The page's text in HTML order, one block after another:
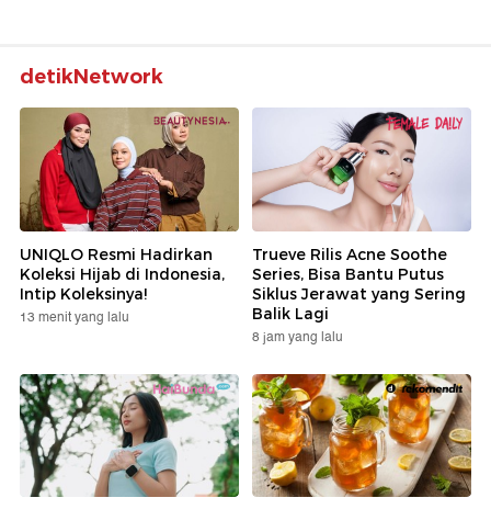
detikNetwork
UNIQLO Resmi Hadirkan
Koleksi Hijab di Indonesia,
Intip Koleksinya!
13 menit yang lalu
Trueve Rilis Acne Soothe
Series, Bisa Bantu Putus
Siklus Jerawat yang Sering
Balik Lagi
8 jam yang lalu